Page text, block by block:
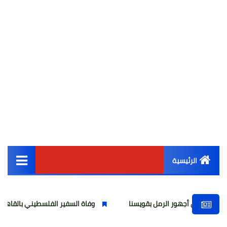
الرئيسية
أخبار مصر
الرمل بقويسنا وفاة السفير الفلسطيني بالقاهرة دياب